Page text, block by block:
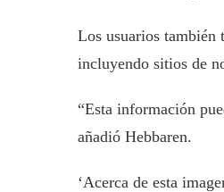
Los usuarios también
incluyendo sitios de
“Esta información
añadió Hebbaren.
‘Acerca de esta